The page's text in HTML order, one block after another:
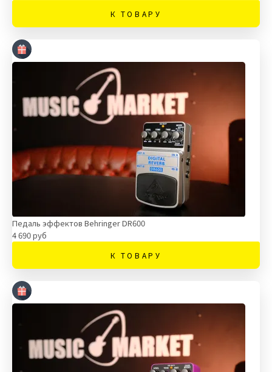
К ТОВАРУ
Педаль эффектов Behringer DR600
4 690 руб
К ТОВАРУ